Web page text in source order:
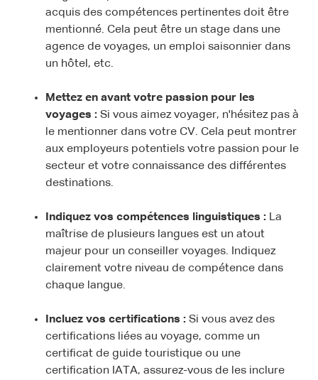
acquis des compétences pertinentes doit être
mentionné. Cela peut être un stage dans une
agence de voyages, un emploi saisonnier dans
un hôtel, etc.
Mettez en avant votre passion pour les
voyages : Si vous aimez voyager, n'hésitez pas à
le mentionner dans votre CV. Cela peut montrer
aux employeurs potentiels votre passion pour le
secteur et votre connaissance des différentes
destinations.
Indiquez vos compétences linguistiques : La
maîtrise de plusieurs langues est un atout
majeur pour un conseiller voyages. Indiquez
clairement votre niveau de compétence dans
chaque langue.
Incluez vos certifications : Si vous avez des
certifications liées au voyage, comme un
certificat de guide touristique ou une
certification IATA, assurez-vous de les inclure